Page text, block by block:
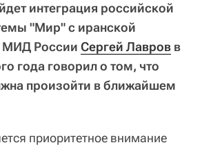
интеграция российской
"Мир" с иранской
МИД России Сергей Лавров в
года говорил о том, что
произойти в ближайшем
приоритетное внимание